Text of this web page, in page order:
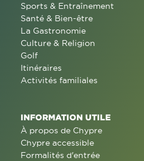
Sports & Entraînement
Santé & Bien-être
La Gastronomie
Culture & Religion
Golf
Itinéraires
Activités familiales
INFORMATION UTILE
À propos de Chypre
Chypre accessible
Formalités d'entrée